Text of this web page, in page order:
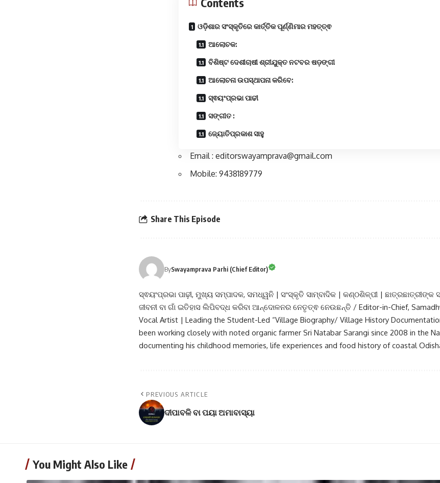
ଓଡ଼ିଶାର ସଂସ୍କୃତିରେ କାର୍ତ୍ତିକ ପୂର୍ଣ୍ଣିମାର ମହତ୍ତ୍ଵ
ଆଲୋଚକ:
ବିଶିଷ୍ଟ ଦେଶୀଚାଷୀ ଶ୍ରୀଯୁକ୍ତ ନଟବର ଷଡ଼ଙ୍ଗୀ
ଆଲୋଚନା ଉପସ୍ଥାପନା କରିବେ:
ସ୍ଵୟଂପ୍ରଭା ପାଢୀ
ସଙ୍ଗୀତ :
ଜ୍ୟୋତିପ୍ରକାଶ ସାହୁ
Email : editorswayamprava@gmail.com
Mobile: 9438189779
Share This Episode
BySwayamprava Parhi (Chief Editor)
ସ୍ଵୟଂପ୍ରଭା ପାଢ଼ୀ, ମୁଖ୍ୟ ସମ୍ପାଦକ, ସମଧ୍ୱନି | ସଂସ୍କୃତି ସାମ୍ବାଦିକ | କଣ୍ଠଶିଳ୍ପୀ | ଛାତ୍ରଛାତ୍ରୀଙ୍କ
ଜୀବନୀ ବା ଗାଁ ଇତିହାସ ଲିପିବଦ୍ଧ କରିବା ଆନ୍ଦୋଳନର ନେତୃତ୍ଵ ନେଉଛନ୍ତି / Editor-in-Chief,
Vocal Artist | Leading the Student-Led “Village Biography/ Village History
been working closely with noted organic farmer Sri Natabar Sarangi since 2008 in the
documenting his childhood memories, life experiences and food history of coastal
PREVIOUS ARTICLE
ଦୀପାବଳି ବା ପୟା ଅମାବାସ୍ୟା
You Might Also Like